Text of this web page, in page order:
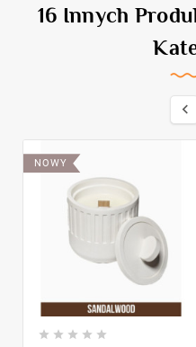
16 Innych

NOWY
    